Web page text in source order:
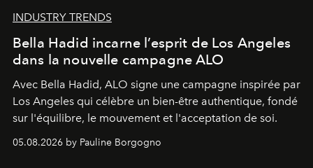
INDUSTRY TRENDS
Bella Hadid incarne l’esprit de Los Angeles
dans la nouvelle campagne ALO
Avec Bella Hadid, ALO signe une campagne inspirée par
Los Angeles qui célèbre un bien-être authentique, fondé
sur l'équilibre, le mouvement et l'acceptation de soi.
05.08.2026 by Pauline Borgogno